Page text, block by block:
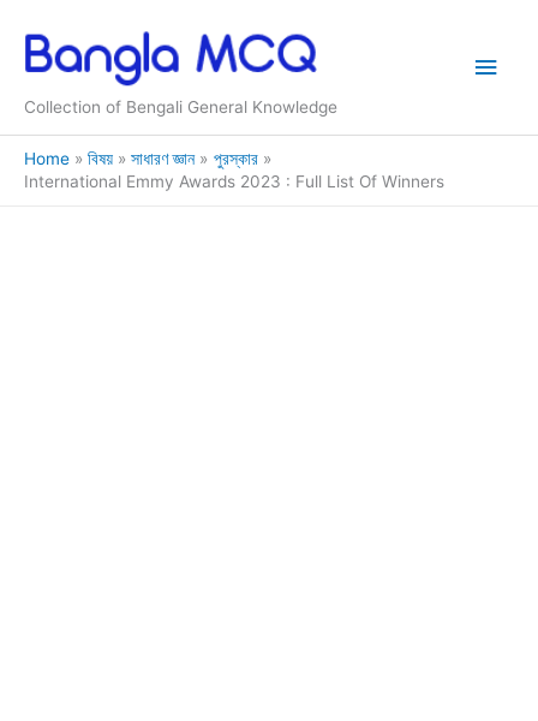
content
Collection of Bengali General Knowledge
Main
Home বিষয় সাধারণ জ্ঞান
পুরস্কার
International Emmy Awards 2023 : Full List Of Winners